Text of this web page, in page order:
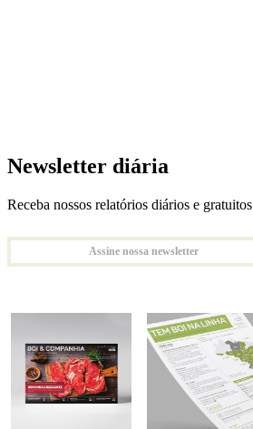
Newsletter diária
Receba nossos relatórios diários e gratuitos
Assine nossa newsletter